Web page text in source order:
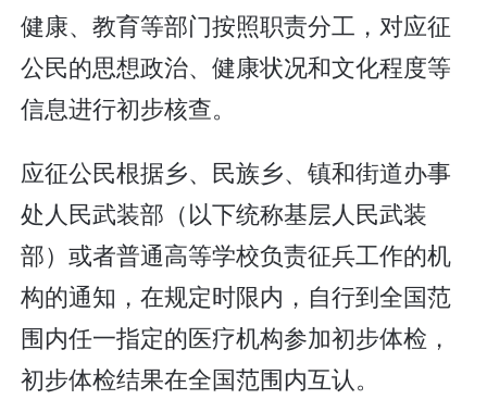
健康、教育等部门按照职责分工，对应征
公民的思想政治、健康状况和文化程度等
信息进行初步核查。
应征公民根据乡、民族乡、镇和街道办事
处人民武装部（以下统称基层人民武装
部）或者普通高等学校负责征兵工作的机
构的通知，在规定时限内，自行到全国范
围内任一指定的医疗机构参加初步体检，
初步体检结果在全国范围内互认。